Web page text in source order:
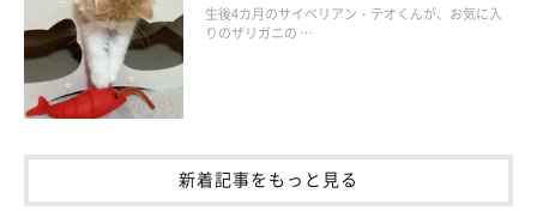
生後4カ月のサイベリアン・テオくんが、お気に入
りのザリガニの …
新着記事をもっと見る